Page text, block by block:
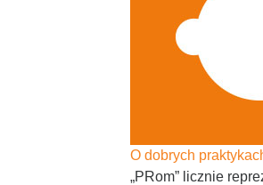
O dobrych
„PRom” licznie